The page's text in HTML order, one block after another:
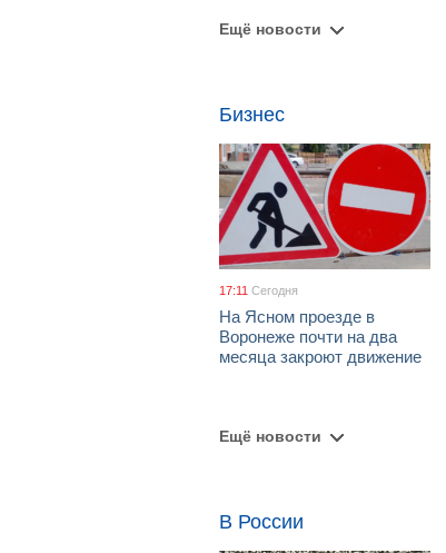
Ещё новости
Бизнес
17:11 Сегодня
На Ясном проезде в
Воронеже почти на два
месяца закроют движение
Ещё новости
В России